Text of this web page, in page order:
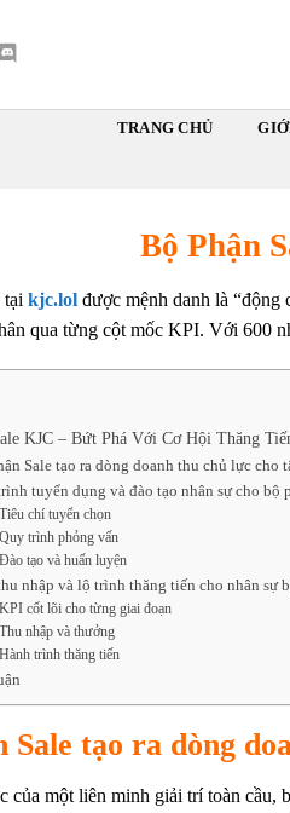
TRANG CHỦ
Bộ Phận
tại kjc.lol được mệnh danh là
qua từng cột mốc KPI. Với 600
KJC – Bứt Phá Với Cơ Hội Thăng
Sale tạo ra dòng doanh thu chủ lực cho
tuyển dụng và đào tạo nhân sự cho bộ
Tiêu chí tuyển chọn
Quy trình phỏng vấn
Đào tạo và huấn luyện
nhập và lộ trình thăng tiến cho nhân sự
KPI cốt lõi cho từng giai đoạn
Thu nhập và thưởng
Hành trình thăng tiến
Sale tạo ra dòng
của một liên minh giải trí toàn